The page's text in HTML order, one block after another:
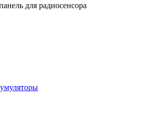
для радиосенсора